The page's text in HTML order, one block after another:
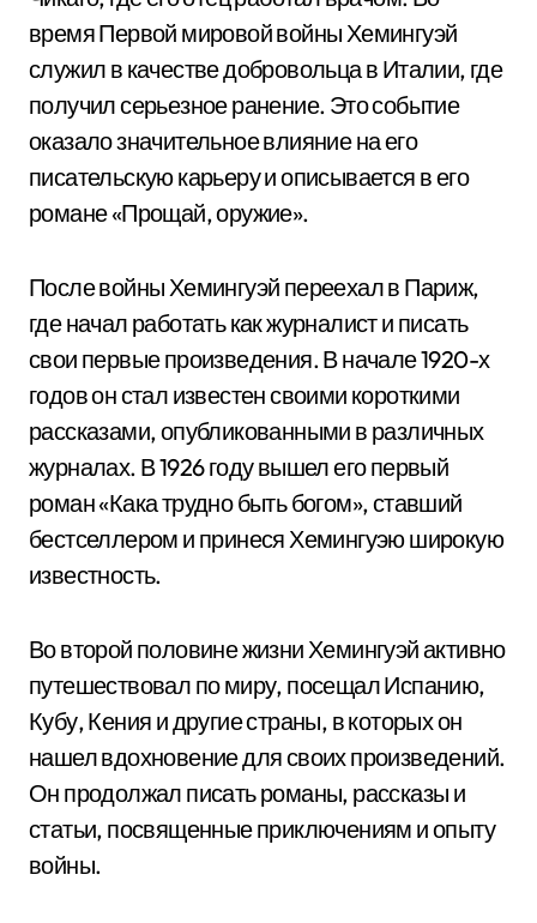
время Первой мировой войны Хемингуэй
служил в качестве добровольца в Италии, где
получил серьезное ранение. Это событие
оказало значительное влияние на его
писательскую карьеру и описывается в его
романе «Прощай, оружие».
После войны Хемингуэй переехал в Париж,
где начал работать как журналист и писать
свои первые произведения. В начале 1920-х
годов он стал известен своими короткими
рассказами, опубликованными в различных
журналах. В 1926 году вышел его первый
роман «Кака трудно быть богом», ставший
бестселлером и принеся Хемингуэю широкую
известность.
Во второй половине жизни Хемингуэй активно
путешествовал по миру, посещал Испанию,
Кубу, Кения и другие страны, в которых он
нашел вдохновение для своих произведений.
Он продолжал писать романы, рассказы и
статьи, посвященные приключениям и опыту
войны.